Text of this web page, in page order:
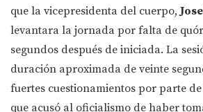
que la vicepresidenta del cuerpo,
levantara la jornada por falta de
segundos después de iniciada. La
duración aproximada de veinte
fuertes cuestionamientos por parte
que acusó al oficialismo de haber